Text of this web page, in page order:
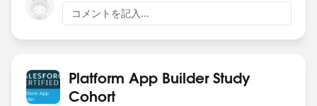
コメントを記入...
Platform App Builder Study
Cohort